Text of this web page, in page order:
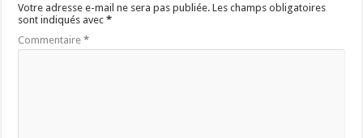
Votre adresse e-mail ne sera pas publiée. Les champs obligatoires
sont indiqués avec*
Commentaire*